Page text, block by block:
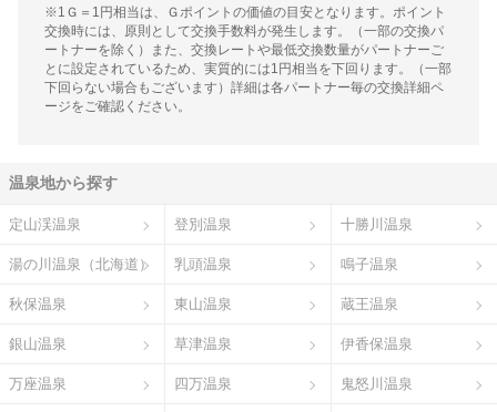
※1Ｇ＝1円相当は、Ｇポイントの価値の目安となります。ポイント
交換時には、原則として交換手数料が発生します。（一部の交換パ
ートナーを除く）また、交換レートや最低交換数量がパートナーご
とに設定されているため、実質的には1円相当を下回ります。（一部
下回らない場合もございます）詳細は各パートナー毎の交換詳細ペ
ージをご確認ください。
温泉地から探す
定山渓温泉 登別温泉 十勝川温泉
湯の川温泉（北海道） 乳頭温泉 鳴子温泉
秋保温泉 東山温泉 蔵王温泉
銀山温泉 草津温泉 伊香保温泉
万座温泉 四万温泉 鬼怒川温泉